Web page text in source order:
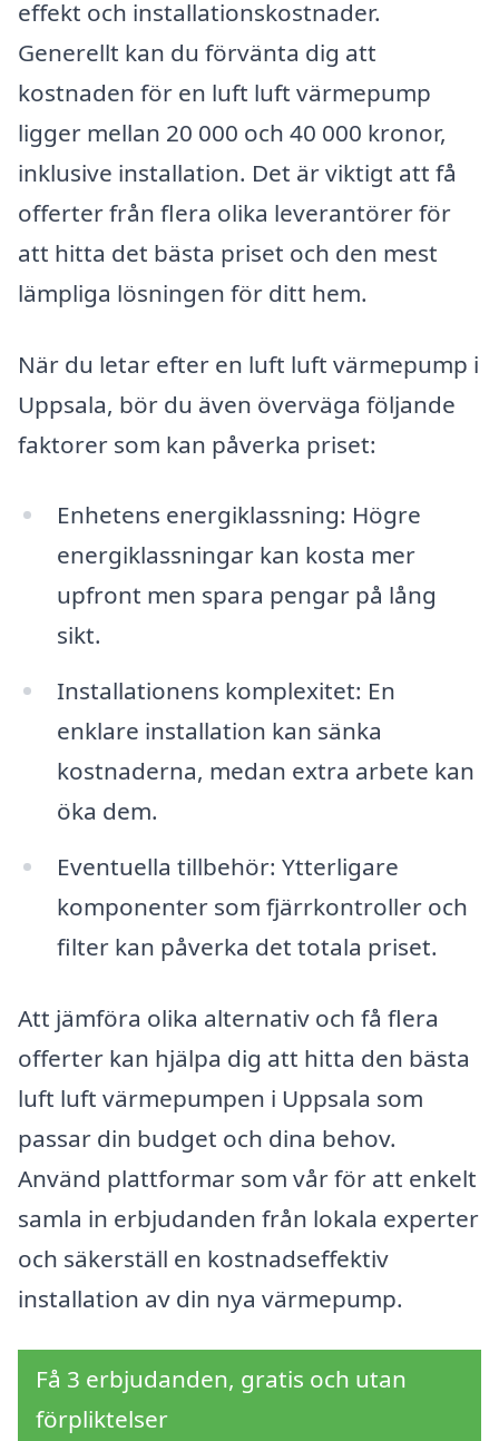
effekt och installationskostnader.
Generellt kan du förvänta dig att
kostnaden för en luft luft värmepump
ligger mellan 20 000 och 40 000 kronor,
inklusive installation. Det är viktigt att få
offerter från flera olika leverantörer för
att hitta det bästa priset och den mest
lämpliga lösningen för ditt hem.
När du letar efter en luft luft värmepump i
Uppsala, bör du även överväga följande
faktorer som kan påverka priset:
Enhetens energiklassning: Högre
energiklassningar kan kosta mer
upfront men spara pengar på lång
sikt.
Installationens komplexitet: En
enklare installation kan sänka
kostnaderna, medan extra arbete kan
öka dem.
Eventuella tillbehör: Ytterligare
komponenter som fjärrkontroller och
filter kan påverka det totala priset.
Att jämföra olika alternativ och få flera
offerter kan hjälpa dig att hitta den bästa
luft luft värmepumpen i Uppsala som
passar din budget och dina behov.
Använd plattformar som vår för att enkelt
samla in erbjudanden från lokala experter
och säkerställ en kostnadseffektiv
installation av din nya värmepump.
Få 3 erbjudanden, gratis och utan
förpliktelser